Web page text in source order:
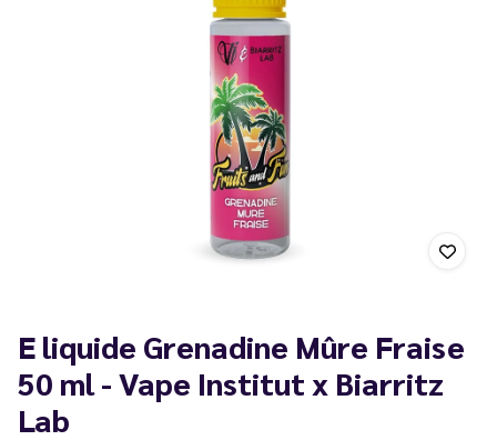
E liquide Grenadine Mûre Fraise
50 ml - Vape Institut x Biarritz
Lab